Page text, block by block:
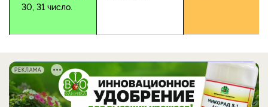
30, 31 число.
РЕКЛАМА